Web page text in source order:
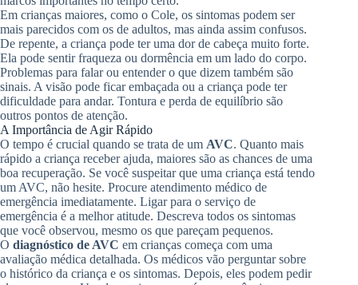
Em crianças maiores, como o Cole, os sintomas podem ser
mais parecidos com os de adultos, mas ainda assim confusos.
De repente, a criança pode ter uma dor de cabeça muito forte.
Ela pode sentir fraqueza ou dormência em um lado do corpo.
Problemas para falar ou entender o que dizem também são
sinais. A visão pode ficar embaçada ou a criança pode ter
dificuldade para andar. Tontura e perda de equilíbrio são
outros pontos de atenção.
A Importância de Agir Rápido
O tempo é crucial quando se trata de um AVC. Quanto mais
rápido a criança receber ajuda, maiores são as chances de uma
boa recuperação. Se você suspeitar que uma criança está tendo
um AVC, não hesite. Procure atendimento médico de
emergência imediatamente. Ligar para o serviço de
emergência é a melhor atitude. Descreva todos os sintomas
que você observou, mesmo os que pareçam pequenos.
O diagnóstico de AVC em crianças começa com uma
avaliação médica detalhada. Os médicos vão perguntar sobre
o histórico da criança e os sintomas. Depois, eles podem pedir